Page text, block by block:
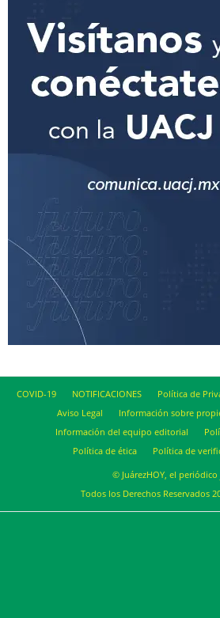
COVID-19 NOTIFICACIONES Política de
Aviso Legal
Información sobre
Información del equipo editorial
Política de ética
Política de
© JuárezHOY, el
Todos los Derechos Reservados